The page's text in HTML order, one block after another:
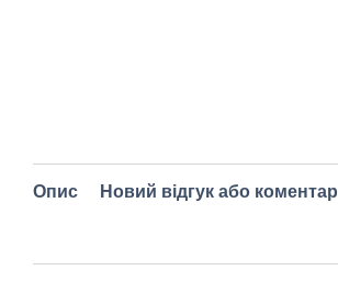
Опис Новий відгук або коментар